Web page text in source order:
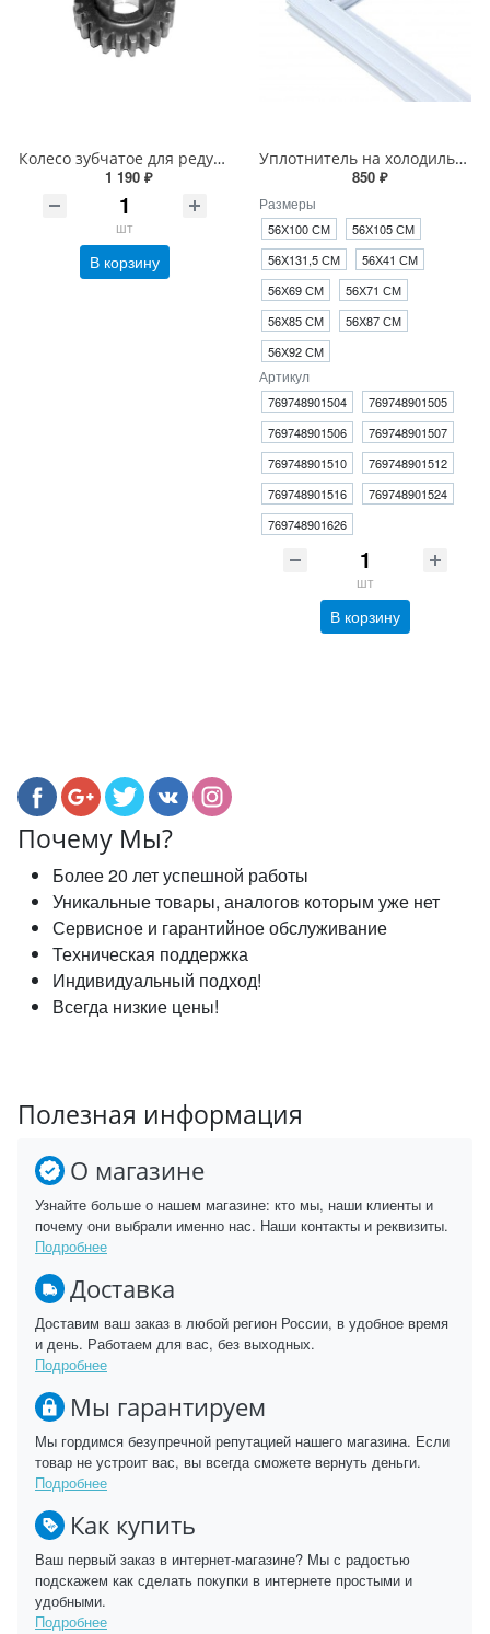
Колесо зубчатое для редуктора Нева МБ-2, МБ-23
1 190 ₽
шт
В корзину
Уплотнитель на холодильник Атлант
850 ₽
Размеры
56Х100 СМ
56Х105 СМ
56Х131,5 СМ
56Х41 СМ
56Х69 СМ
56Х71 СМ
56Х85 СМ
56Х87 СМ
56Х92 СМ
Артикул
769748901504
769748901505
769748901506
769748901507
769748901510
769748901512
769748901516
769748901524
769748901626
шт
В корзину
Почему Мы?
Более 20 лет успешной работы
Уникальные товары, аналогов которым уже нет
Сервисное и гарантийное обслуживание
Техническая поддержка
Индивидуальный подход!
Всегда низкие цены!
Полезная информация
О магазине
Узнайте больше о нашем магазине: кто мы, наши клиенты и
почему они выбрали именно нас. Наши контакты и реквизиты.
Подробнее
Доставка
Доставим ваш заказ в любой регион России, в удобное время
и день. Работаем для вас, без выходных.
Подробнее
Мы гарантируем
Мы гордимся безупречной репутацией нашего магазина. Если
товар не устроит вас, вы всегда сможете вернуть деньги.
Подробнее
Как купить
Ваш первый заказ в интернет-магазине? Мы с радостью
подскажем как сделать покупки в интернете простыми и
удобными.
Подробнее